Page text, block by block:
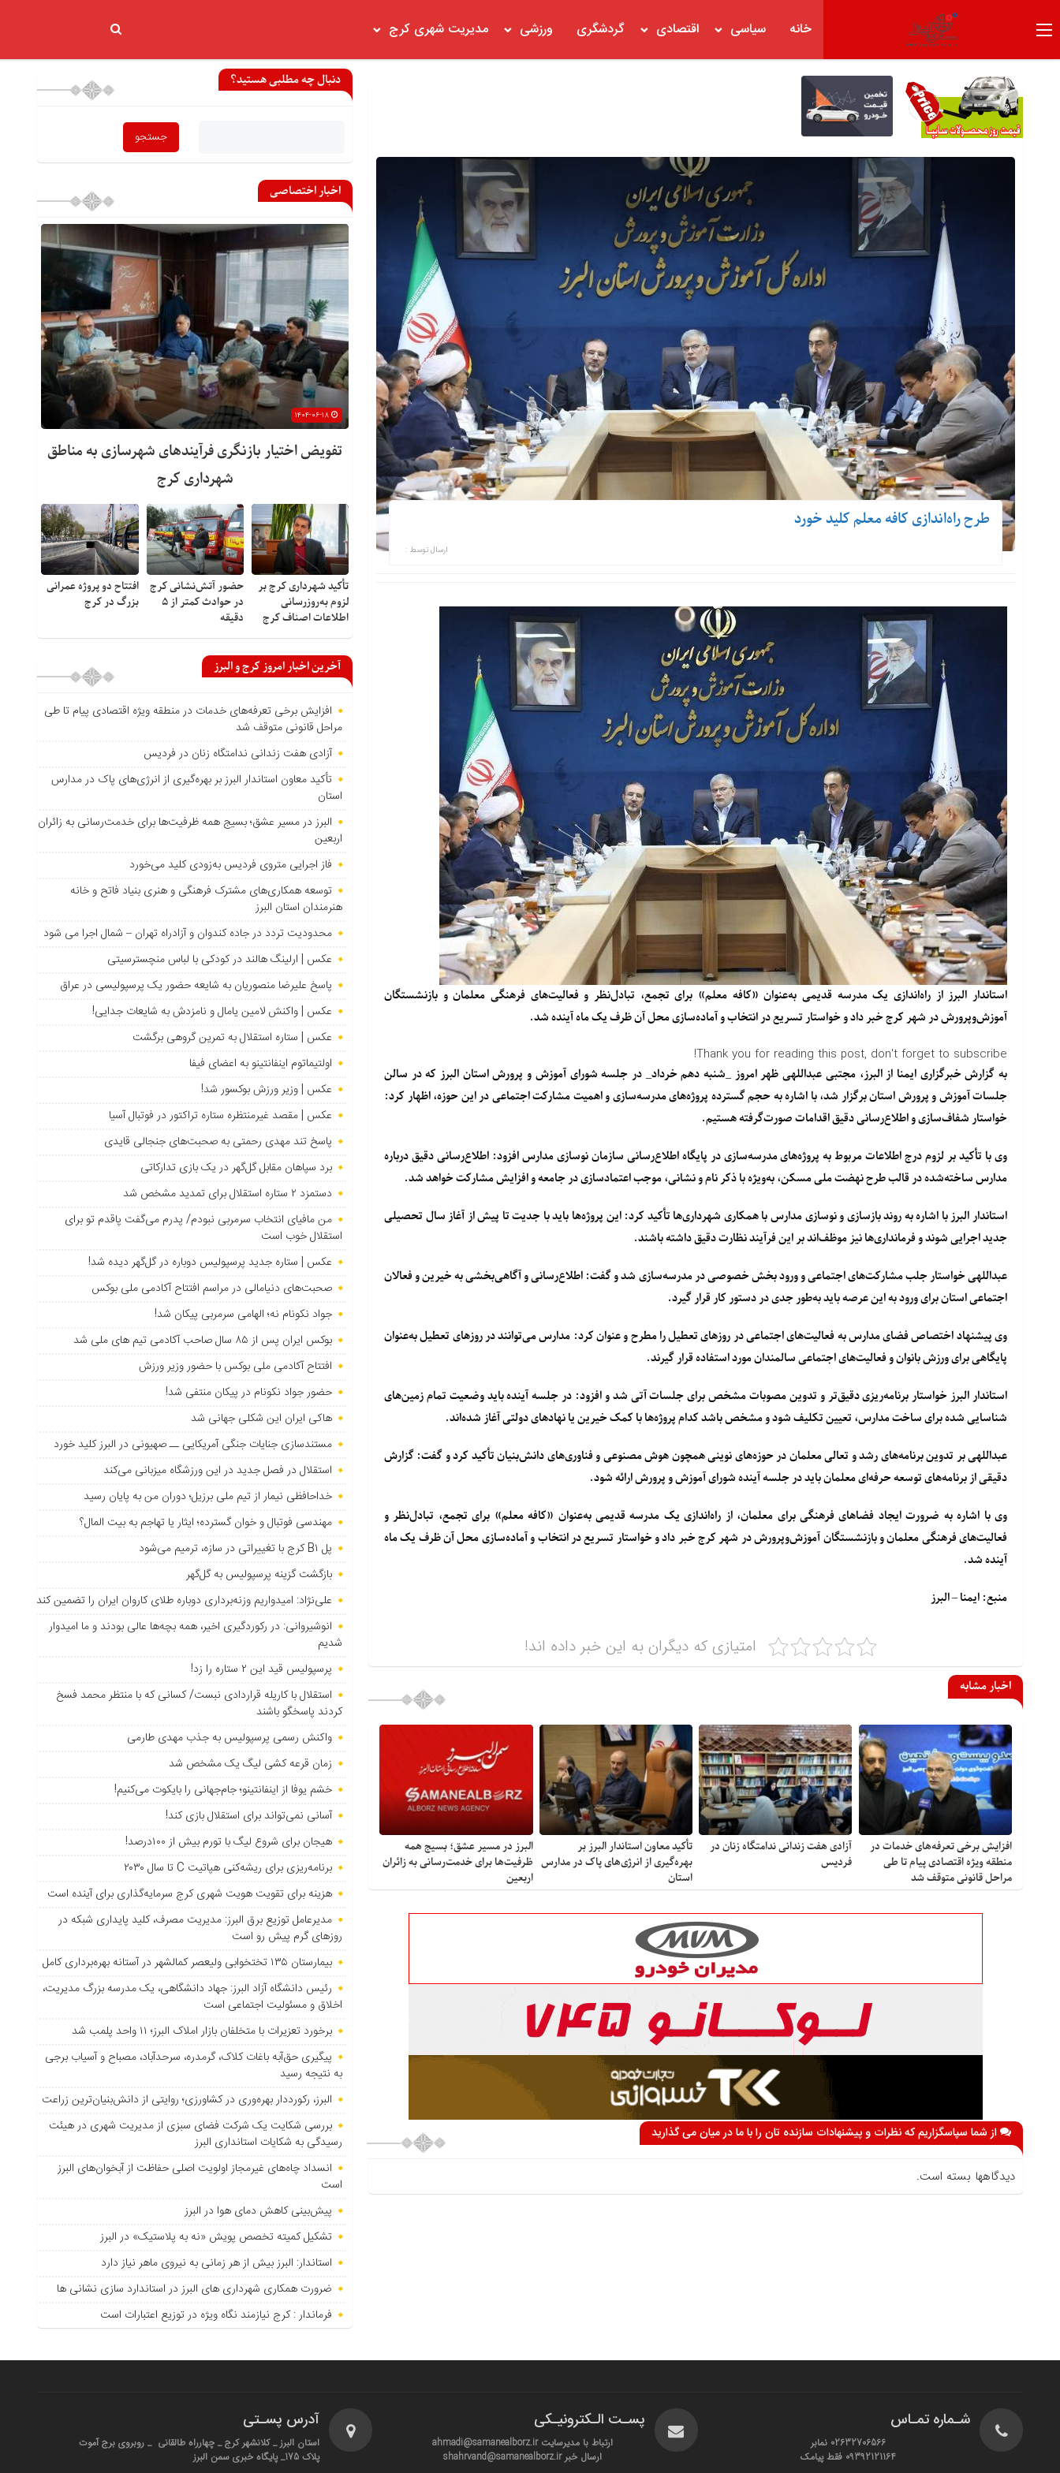
خانه سیاسی اقتصادی گردشگری ورزشی مدیریت شهری کرج
طرح راه‌اندازی کافه معلم کلید خورد
ارسال توسط :
استاندار البرز از راه‌اندازی یک مدرسه قدیمی به‌عنوان «کافه معلم» برای تجمع، تبادل‌نظر و فعالیت‌های فرهنگی معلمان و بازنشستگان
آموزش‌وپرورش در شهر کرج خبر داد و خواستار تسریع در انتخاب و آماده‌سازی محل آن ظرف یک ماه آینده شد.
Thank you for reading this post, don't forget to subscribe!
به گزارش خبرگزاری ایمنا از البرز، مجتبی عبداللهی ظهر امروز _شنبه دهم خرداد_ در جلسه شورای آموزش و پرورش استان البرز که در سالن
جلسات آموزش و پرورش استان برگزار شد، با اشاره به حجم گسترده پروژه‌های مدرسه‌سازی و اهمیت مشارکت اجتماعی در این حوزه، اظهار کرد:
خواستار شفاف‌سازی و اطلاع‌رسانی دقیق اقدامات صورت‌گرفته هستیم.
وی با تأکید بر لزوم درج اطلاعات مربوط به پروژه‌های مدرسه‌سازی در پایگاه اطلاع‌رسانی سازمان نوسازی مدارس افزود: اطلاع‌رسانی دقیق درباره
مدارس ساخته‌شده در قالب طرح نهضت ملی مسکن، به‌ویژه با ذکر نام و نشانی، موجب اعتمادسازی در جامعه و افزایش مشارکت خواهد شد.
استاندار البرز با اشاره به روند بازسازی و نوسازی مدارس با همکاری شهرداری‌ها تأکید کرد: این پروژه‌ها باید با جدیت تا پیش از آغاز سال تحصیلی
جدید اجرایی شوند و فرمانداری‌ها نیز موظف‌اند بر این فرآیند نظارت دقیق داشته باشند.
عبداللهی خواستار جلب مشارکت‌های اجتماعی و ورود بخش خصوصی در مدرسه‌سازی شد و گفت: اطلاع‌رسانی و آگاهی‌بخشی به خیرین و فعالان
اجتماعی استان برای ورود به این عرصه باید به‌طور جدی در دستور کار قرار گیرد.
وی پیشنهاد اختصاص فضای مدارس به فعالیت‌های اجتماعی در روزهای تعطیل را مطرح و عنوان کرد: مدارس می‌توانند در روزهای تعطیل به‌عنوان
پایگاهی برای ورزش بانوان و فعالیت‌های اجتماعی سالمندان مورد استفاده قرار گیرند.
استاندار البرز خواستار برنامه‌ریزی دقیق‌تر و تدوین مصوبات مشخص برای جلسات آتی شد و افزود: در جلسه آینده باید وضعیت تمام زمین‌های
شناسایی شده برای ساخت مدارس، تعیین تکلیف شود و مشخص باشد کدام پروژه‌ها با کمک خیرین یا نهادهای دولتی آغاز شده‌اند.
عبداللهی بر تدوین برنامه‌های رشد و تعالی معلمان در حوزه‌های نوینی همچون هوش مصنوعی و فناوری‌های دانش‌بنیان تأکید کرد و گفت: گزارش
دقیقی از برنامه‌های توسعه حرفه‌ای معلمان باید در جلسه آینده شورای آموزش و پرورش ارائه شود.
وی با اشاره به ضرورت ایجاد فضاهای فرهنگی برای معلمان، از راه‌اندازی یک مدرسه قدیمی به‌عنوان «کافه معلم» برای تجمع، تبادل‌نظر و
فعالیت‌های فرهنگی معلمان و بازنشستگان آموزش‌وپرورش در شهر کرج خبر داد و خواستار تسریع در انتخاب و آماده‌سازی محل آن ظرف یک ماه
آینده شد.
منبع: ایمنا – البرز
امتیازی که دیگران به این خبر داده اند!
اخبار مشابه
افزایش برخی تعرفه‌های خدمات در
منطقه ویژه اقتصادی پیام تا طی
مراحل قانونی متوقف شد
آزادی هفت زندانی ندامتگاه زنان در
فردیس
تأکید معاون استاندار البرز بر
بهره‌گیری از انرژی‌های پاک در مدارس
استان
البرز در مسیر عشق؛ بسیج همه
ظرفیت‌ها برای خدمت‌رسانی به زائران
اربعین
از شما سپاسگزاریم که نظرات و پیشنهادات سازنده تان را با ما در میان می گذارید
دیدگاهها بسته است.
دنبال چه مطلبی هستید؟
اخبار اختصاصی
تفویض اختیار بازنگری فرآیندهای شهرسازی به مناطق
شهرداری کرج
تأکید شهرداری کرج بر
لزوم به‌روزرسانی
اطلاعات اصناف کرج
حضور آتش‌نشانی کرج
در حوادث کمتر از ۵
دقیقه
افتتاح دو پروژه عمرانی
بزرگ در کرج
آخرین اخبار امروز کرج و البرز
افزایش برخی تعرفه‌های خدمات در منطقه ویژه اقتصادی پیام تا طی
مراحل قانونی متوقف شد
آزادی هفت زندانی ندامتگاه زنان در فردیس
تأکید معاون استاندار البرز بر بهره‌گیری از انرژی‌های پاک در مدارس
استان
البرز در مسیر عشق؛ بسیج همه ظرفیت‌ها برای خدمت‌رسانی به زائران
اربعین
فاز اجرایی متروی فردیس به‌زودی کلید می‌خورد
توسعه همکاری‌های مشترک فرهنگی و هنری بنیاد فاتح و خانه
هنرمندان استان البرز
محدودیت تردد در جاده کندوان و آزادراه تهران – شمال اجرا می شود
عکس | ارلینگ هالند در کودکی با لباس منچسترسیتی
پاسخ علیرضا منصوریان به شایعه حضور یک پرسپولیسی در عراق
عکس | واکنش لامین یامال و نامزدش به شایعات جدایی!
عکس | ستاره استقلال به تمرین گروهی برگشت
اولتیماتوم اینفانتینو به اعضای فیفا
عکس | وزیر ورزش بوکسور شد!
عکس | مقصد غیرمنتظره ستاره تراکتور در فوتبال آسیا
پاسخ تند مهدی رحمتی به صحبت‌های جنجالی قایدی
برد سپاهان مقابل گل‌گهر در یک بازی تدارکاتی
دستمزد ۲ ستاره استقلال برای تمدید مشخص شد
من مافیای انتخاب سرمربی نبودم/ پدرم می‌گفت پاقدم تو برای
استقلال خوب است
عکس | ستاره جدید پرسپولیس دوباره در گل‌گهر دیده شد!
صحبت‌های دنیامالی در مراسم افتتاح آکادمی ملی بوکس
جواد نکونام نه؛ الهامی سرمربی پیکان شد!
بوکس ایران پس از ۸۵ سال صاحب آکادمی تیم های ملی شد
افتتاح آکادمی ملی بوکس با حضور وزیر ورزش
حضور جواد نکونام در پیکان منتفی شد!
هاکی ایران این شکلی جهانی شد
مستندسازی جنایات جنگی آمریکایی ــ صهیونی در البرز کلید خورد
استقلال در فصل جدید در این ورزشگاه میزبانی می‌کند
خداحافظی نیمار از تیم ملی برزیل؛ دوران من به پایان رسید
مهندسی فوتبال و خوان گسترده؛ ایثار یا تهاجم به بیت المال؟
پل B۱ کرج با تغییراتی در سازه، ترمیم می‌شود
بازگشت گزینه پرسپولیس به ‌گل‌گهر
علی‌نژاد: امیدواریم وزنه‌برداری دوباره طلای کاروان ایران را تضمین کند
انوشیروانی: در رکوردگیری اخیر، همه بچه‌ها عالی بودند و ما امیدوار
شدیم
پرسپولیس قید این ۲ ستاره را زد!
استقلال با کاریله قراردادی نبست/ کسانی که با منتظر محمد فسخ
کردند پاسخگو باشند
واکنش رسمی پرسپولیس به جذب مهدی طارمی
زمان قرعه کشی لیگ یک مشخص شد
خشم یوفا از اینفانتینو؛ جام‌جهانی را بایکوت می‌کنیم!
آسانی نمی‌تواند برای استقلال بازی کند!
هیجان برای شروع لیگ با تورم بیش از ۱۰۰درصد!
برنامه‌ریزی برای ریشه‌کنی هپاتیت C تا سال ۲۰۳۰
هزینه برای تقویت هویت شهری کرج سرمایه‌گذاری برای آینده است
مدیرعامل توزیع برق البرز: مدیریت مصرف، کلید پایداری شبکه در
روزهای گرم پیش رو است
بیمارستان ۱۳۵ تختخوابی ولیعصر کمالشهر در آستانه بهره‌برداری کامل
رئیس دانشگاه آزاد البرز: جهاد دانشگاهی، یک مدرسه بزرگ مدیریت،
اخلاق و مسئولیت اجتماعی است
برخورد تعزیرات با متخلفان بازار املاک البرز؛ ۱۱ واحد پلمب شد
پیگیری حق‌آبه باغات کلاک، گرمدره، سرحدآباد، مصباح و آسیاب برجی
به نتیجه رسید
البرز، رکورددار بهره‌وری در کشاورزی؛ روایتی از دانش‌بنیان‌ترین زراعت
بررسی شکایت یک شرکت فضای سبزی از مدیریت شهری در هیئت
رسیدگی به شکایات استانداری البرز
انسداد چاه‌های غیرمجاز اولویت اصلی حفاظت از آبخوان‌های البرز
است
پیش‌بینی کاهش دمای هوا در البرز
تشکیل کمیته تخصص پویش «نه به پلاستیک» در البرز
استاندار: البرز بیش از هر زمانی به نیروی ماهر نیاز دارد
ضرورت همکاری شهرداری های البرز در استاندارد سازی نشانی ها
فرماندار : کرج نیازمند نگاه ویژه در توزیع اعتبارات است
شـماره تمـاس
02632706566 نمابر
09392121164 فقط پیامک
پسـت الـکترونیـکی
ارتباط با مدیرسایت ahmadi@samanealborz.ir
ارسال خبر shahrvand@samanealborz.ir
آدرس پسـتی
استان البرز _ کلانشهر کرج _ چهارراه طالقانی _ روبروی برج آموت
پلاک 175_ پایگاه خبری سمن البرز